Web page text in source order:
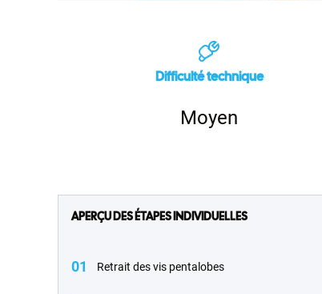
Difficulté technique
Moyen
APERÇU DES ÉTAPES INDIVIDUELLES
01 Retrait des vis pentalobes